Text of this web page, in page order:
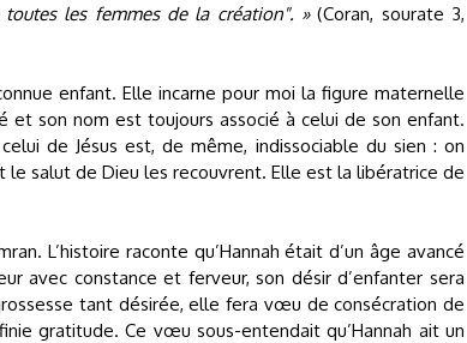
les femmes de la création". »(Coran, sourate 3,
enfant. Elle incarne pour moi la figure maternelle
son nom est toujours associé à celui de son enfant.
de Jésus est, de même, indissociable du sien : on
le salut de Dieu les recouvrent. Elle est la libératrice de
L’histoire raconte qu’Hannah était d’un âge avancé
avec constance et ferveur, son désir d’enfanter sera
tant désirée, elle fera vœu de consécration de
gratitude. Ce vœu sous-entendait qu’Hannah ait un